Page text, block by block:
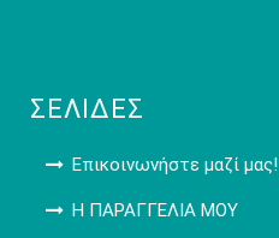
ΣΕΛΊΔΕΣ
Επικοινωνήστε μαζί μας!
Η ΠΑΡΑΓΓΕΛΙΑ ΜΟΥ